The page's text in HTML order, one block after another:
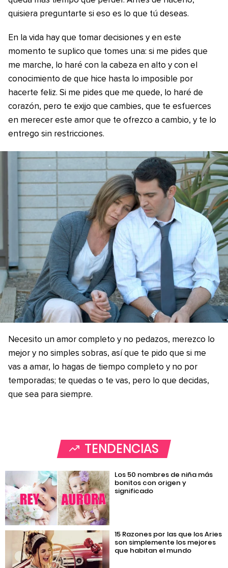
quisiera preguntarte si eso es lo que tú deseas.
En la vida hay que tomar decisiones y en este
momento te suplico que tomes una: si me pides que
me marche, lo haré con la cabeza en alto y con el
conocimiento de que hice hasta lo imposible por
hacerte feliz. Si me pides que me quede, lo haré de
corazón, pero te exijo que cambies, que te esfuerces
en merecer este amor que te ofrezco a cambio, y te lo
entrego sin restricciones.
Necesito un amor completo y no pedazos, merezco lo
mejor y no simples sobras, así que te pido que si me
vas a amar, lo hagas de tiempo completo y no por
temporadas; te quedas o te vas, pero lo que decidas,
que sea para siempre.
TENDENCIAS
Los 50 nombres de niña más
bonitos con origen y
significado
15 Razones por las que los Aries
son simplemente los mejores
que habitan el mundo